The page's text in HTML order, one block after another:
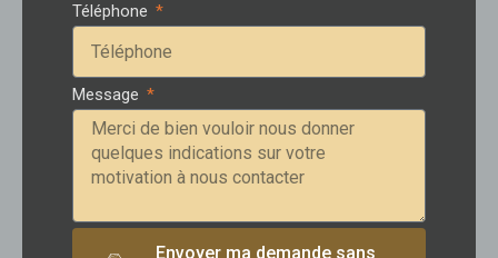
Téléphone
Message
Envoyer ma demande sans